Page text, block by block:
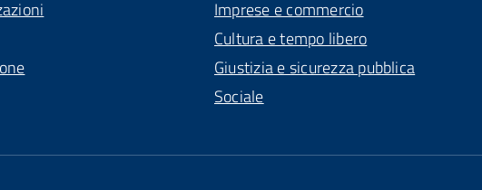
Imprese e commercio
Cultura e tempo libero
Giustizia e sicurezza pubblica
Sociale